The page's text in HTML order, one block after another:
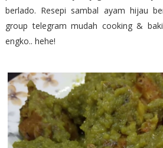
berlado. Resepi sambal ayam hijau
group telegram mudah cooking &
engko.. hehe!